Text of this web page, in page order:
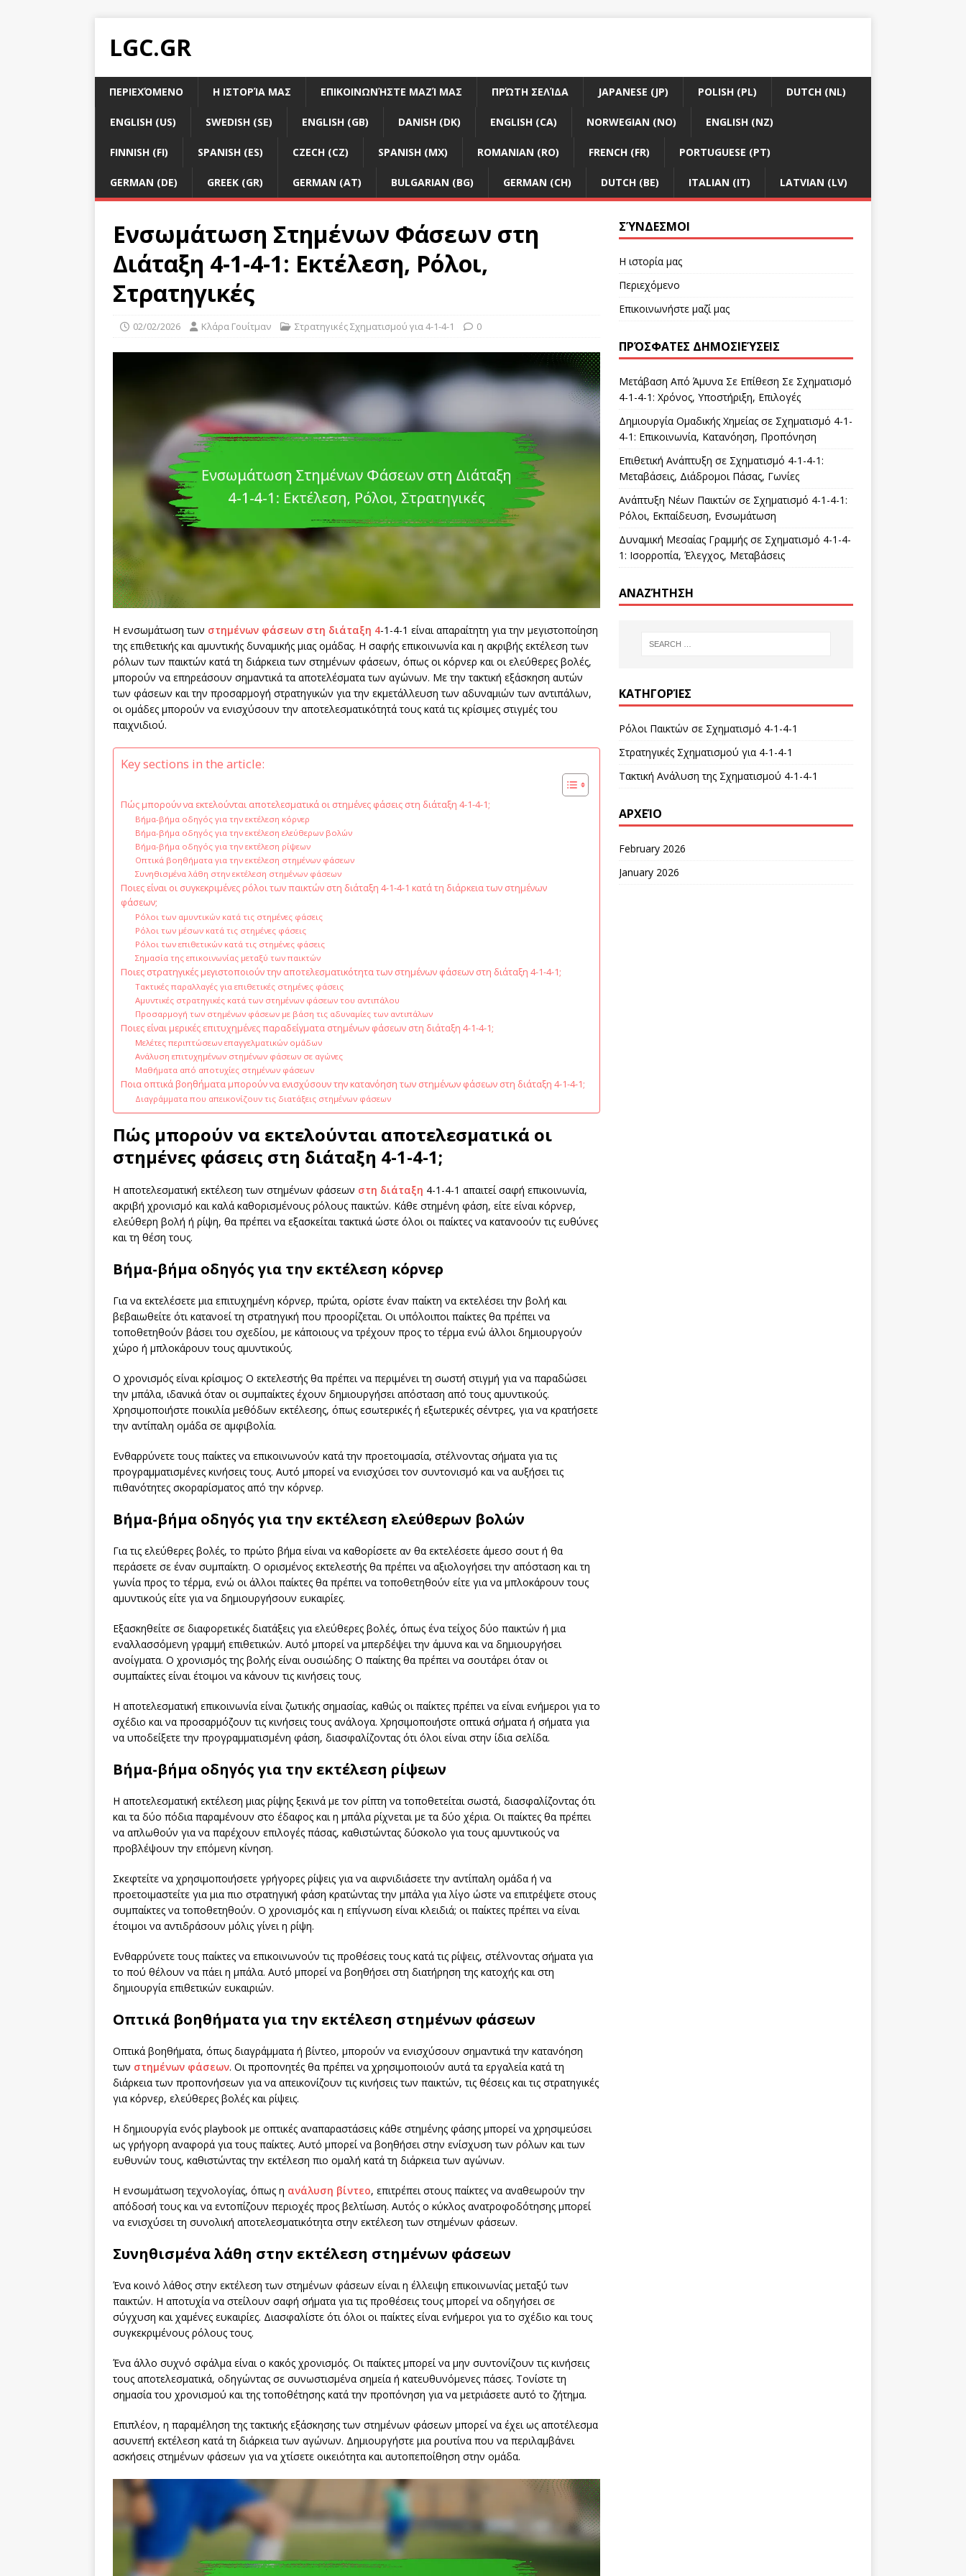
LGC.GR
ΠΕΡΙΕΧΌΜΕΝΟ Η ΙΣΤΟΡΊΑ ΜΑΣ ΕΠΙΚΟΙΝΩΝΉΣΤΕ ΜΑΖΊ ΜΑΣ ΠΡΏΤΗ ΣΕΛΊΔΑ JAPANESE (JP) POLISH (PL) DUTCH (NL)
ENGLISH (US) SWEDISH (SE) ENGLISH (GB) DANISH (DK) ENGLISH (CA) NORWEGIAN (NO) ENGLISH (NZ)
FINNISH (FI) SPANISH (ES) CZECH (CZ) SPANISH (MX) ROMANIAN (RO) FRENCH (FR) PORTUGUESE (PT)
GERMAN (DE) GREEK (GR) GERMAN (AT) BULGARIAN (BG) GERMAN (CH) DUTCH (BE) ITALIAN (IT) LATVIAN (LV)
Ενσωμάτωση Στημένων Φάσεων στη
Διάταξη 4-1-4-1: Εκτέλεση, Ρόλοι,
Στρατηγικές
02/02/2026 Κλάρα Γουίτμαν Στρατηγικές Σχηματισμού για 4-1-4-1 0
Η ενσωμάτωση των στημένων φάσεων στη διάταξη 4-1-4-1 είναι απαραίτητη για την μεγιστοποίηση
της επιθετικής και αμυντικής δυναμικής μιας ομάδας. Η σαφής επικοινωνία και η ακριβής εκτέλεση των
ρόλων των παικτών κατά τη διάρκεια των στημένων φάσεων, όπως οι κόρνερ και οι ελεύθερες βολές,
μπορούν να επηρεάσουν σημαντικά τα αποτελέσματα των αγώνων. Με την τακτική εξάσκηση αυτών
των φάσεων και την προσαρμογή στρατηγικών για την εκμετάλλευση των αδυναμιών των αντιπάλων,
οι ομάδες μπορούν να ενισχύσουν την αποτελεσματικότητά τους κατά τις κρίσιμες στιγμές του
παιχνιδιού.
Key sections in the article:
Πώς μπορούν να εκτελούνται αποτελεσματικά οι στημένες φάσεις στη διάταξη 4-1-4-1;
Βήμα-βήμα οδηγός για την εκτέλεση κόρνερ
Βήμα-βήμα οδηγός για την εκτέλεση ελεύθερων βολών
Βήμα-βήμα οδηγός για την εκτέλεση ρίψεων
Οπτικά βοηθήματα για την εκτέλεση στημένων φάσεων
Συνηθισμένα λάθη στην εκτέλεση στημένων φάσεων
Ποιες είναι οι συγκεκριμένες ρόλοι των παικτών στη διάταξη 4-1-4-1 κατά τη διάρκεια των στημένων
φάσεων;
Ρόλοι των αμυντικών κατά τις στημένες φάσεις
Ρόλοι των μέσων κατά τις στημένες φάσεις
Ρόλοι των επιθετικών κατά τις στημένες φάσεις
Σημασία της επικοινωνίας μεταξύ των παικτών
Ποιες στρατηγικές μεγιστοποιούν την αποτελεσματικότητα των στημένων φάσεων στη διάταξη 4-1-4-1;
Τακτικές παραλλαγές για επιθετικές στημένες φάσεις
Αμυντικές στρατηγικές κατά των στημένων φάσεων του αντιπάλου
Προσαρμογή των στημένων φάσεων με βάση τις αδυναμίες των αντιπάλων
Ποιες είναι μερικές επιτυχημένες παραδείγματα στημένων φάσεων στη διάταξη 4-1-4-1;
Μελέτες περιπτώσεων επαγγελματικών ομάδων
Ανάλυση επιτυχημένων στημένων φάσεων σε αγώνες
Μαθήματα από αποτυχίες στημένων φάσεων
Ποια οπτικά βοηθήματα μπορούν να ενισχύσουν την κατανόηση των στημένων φάσεων στη διάταξη 4-1-4-1;
Διαγράμματα που απεικονίζουν τις διατάξεις στημένων φάσεων
Πώς μπορούν να εκτελούνται αποτελεσματικά οι
στημένες φάσεις στη διάταξη 4-1-4-1;
Η αποτελεσματική εκτέλεση των στημένων φάσεων στη διάταξη 4-1-4-1 απαιτεί σαφή επικοινωνία,
ακριβή χρονισμό και καλά καθορισμένους ρόλους παικτών. Κάθε στημένη φάση, είτε είναι κόρνερ,
ελεύθερη βολή ή ρίψη, θα πρέπει να εξασκείται τακτικά ώστε όλοι οι παίκτες να κατανοούν τις ευθύνες
και τη θέση τους.
Βήμα-βήμα οδηγός για την εκτέλεση κόρνερ
Για να εκτελέσετε μια επιτυχημένη κόρνερ, πρώτα, ορίστε έναν παίκτη να εκτελέσει την βολή και
βεβαιωθείτε ότι κατανοεί τη στρατηγική που προορίζεται. Οι υπόλοιποι παίκτες θα πρέπει να
τοποθετηθούν βάσει του σχεδίου, με κάποιους να τρέχουν προς το τέρμα ενώ άλλοι δημιουργούν
χώρο ή μπλοκάρουν τους αμυντικούς.
Ο χρονισμός είναι κρίσιμος; Ο εκτελεστής θα πρέπει να περιμένει τη σωστή στιγμή για να παραδώσει
την μπάλα, ιδανικά όταν οι συμπαίκτες έχουν δημιουργήσει απόσταση από τους αμυντικούς.
Χρησιμοποιήστε ποικιλία μεθόδων εκτέλεσης, όπως εσωτερικές ή εξωτερικές σέντρες, για να κρατήσετε
την αντίπαλη ομάδα σε αμφιβολία.
Ενθαρρύνετε τους παίκτες να επικοινωνούν κατά την προετοιμασία, στέλνοντας σήματα για τις
προγραμματισμένες κινήσεις τους. Αυτό μπορεί να ενισχύσει τον συντονισμό και να αυξήσει τις
πιθανότητες σκοραρίσματος από την κόρνερ.
Βήμα-βήμα οδηγός για την εκτέλεση ελεύθερων βολών
Για τις ελεύθερες βολές, το πρώτο βήμα είναι να καθορίσετε αν θα εκτελέσετε άμεσο σουτ ή θα
περάσετε σε έναν συμπαίκτη. Ο ορισμένος εκτελεστής θα πρέπει να αξιολογήσει την απόσταση και τη
γωνία προς το τέρμα, ενώ οι άλλοι παίκτες θα πρέπει να τοποθετηθούν είτε για να μπλοκάρουν τους
αμυντικούς είτε για να δημιουργήσουν ευκαιρίες.
Εξασκηθείτε σε διαφορετικές διατάξεις για ελεύθερες βολές, όπως ένα τείχος δύο παικτών ή μια
εναλλασσόμενη γραμμή επιθετικών. Αυτό μπορεί να μπερδέψει την άμυνα και να δημιουργήσει
ανοίγματα. Ο χρονισμός της βολής είναι ουσιώδης; Ο παίκτης θα πρέπει να σουτάρει όταν οι
συμπαίκτες είναι έτοιμοι να κάνουν τις κινήσεις τους.
Η αποτελεσματική επικοινωνία είναι ζωτικής σημασίας, καθώς οι παίκτες πρέπει να είναι ενήμεροι για το
σχέδιο και να προσαρμόζουν τις κινήσεις τους ανάλογα. Χρησιμοποιήστε οπτικά σήματα ή σήματα για
να υποδείξετε την προγραμματισμένη φάση, διασφαλίζοντας ότι όλοι είναι στην ίδια σελίδα.
Βήμα-βήμα οδηγός για την εκτέλεση ρίψεων
Η αποτελεσματική εκτέλεση μιας ρίψης ξεκινά με τον ρίπτη να τοποθετείται σωστά, διασφαλίζοντας ότι
και τα δύο πόδια παραμένουν στο έδαφος και η μπάλα ρίχνεται με τα δύο χέρια. Οι παίκτες θα πρέπει
να απλωθούν για να παρέχουν επιλογές πάσας, καθιστώντας δύσκολο για τους αμυντικούς να
προβλέψουν την επόμενη κίνηση.
Σκεφτείτε να χρησιμοποιήσετε γρήγορες ρίψεις για να αιφνιδιάσετε την αντίπαλη ομάδα ή να
προετοιμαστείτε για μια πιο στρατηγική φάση κρατώντας την μπάλα για λίγο ώστε να επιτρέψετε στους
συμπαίκτες να τοποθετηθούν. Ο χρονισμός και η επίγνωση είναι κλειδιά; οι παίκτες πρέπει να είναι
έτοιμοι να αντιδράσουν μόλις γίνει η ρίψη.
Ενθαρρύνετε τους παίκτες να επικοινωνούν τις προθέσεις τους κατά τις ρίψεις, στέλνοντας σήματα για
το πού θέλουν να πάει η μπάλα. Αυτό μπορεί να βοηθήσει στη διατήρηση της κατοχής και στη
δημιουργία επιθετικών ευκαιριών.
Οπτικά βοηθήματα για την εκτέλεση στημένων φάσεων
Οπτικά βοηθήματα, όπως διαγράμματα ή βίντεο, μπορούν να ενισχύσουν σημαντικά την κατανόηση
των στημένων φάσεων. Οι προπονητές θα πρέπει να χρησιμοποιούν αυτά τα εργαλεία κατά τη
διάρκεια των προπονήσεων για να απεικονίζουν τις κινήσεις των παικτών, τις θέσεις και τις στρατηγικές
για κόρνερ, ελεύθερες βολές και ρίψεις.
Η δημιουργία ενός playbook με οπτικές αναπαραστάσεις κάθε στημένης φάσης μπορεί να χρησιμεύσει
ως γρήγορη αναφορά για τους παίκτες. Αυτό μπορεί να βοηθήσει στην ενίσχυση των ρόλων και των
ευθυνών τους, καθιστώντας την εκτέλεση πιο ομαλή κατά τη διάρκεια των αγώνων.
Η ενσωμάτωση τεχνολογίας, όπως η ανάλυση βίντεο, επιτρέπει στους παίκτες να αναθεωρούν την
απόδοσή τους και να εντοπίζουν περιοχές προς βελτίωση. Αυτός ο κύκλος ανατροφοδότησης μπορεί
να ενισχύσει τη συνολική αποτελεσματικότητα στην εκτέλεση των στημένων φάσεων.
Συνηθισμένα λάθη στην εκτέλεση στημένων φάσεων
Ένα κοινό λάθος στην εκτέλεση των στημένων φάσεων είναι η έλλειψη επικοινωνίας μεταξύ των
παικτών. Η αποτυχία να στείλουν σαφή σήματα για τις προθέσεις τους μπορεί να οδηγήσει σε
σύγχυση και χαμένες ευκαιρίες. Διασφαλίστε ότι όλοι οι παίκτες είναι ενήμεροι για το σχέδιο και τους
συγκεκριμένους ρόλους τους.
Ένα άλλο συχνό σφάλμα είναι ο κακός χρονισμός. Οι παίκτες μπορεί να μην συντονίζουν τις κινήσεις
τους αποτελεσματικά, οδηγώντας σε συνωστισμένα σημεία ή κατευθυνόμενες πάσες. Τονίστε τη
σημασία του χρονισμού και της τοποθέτησης κατά την προπόνηση για να μετριάσετε αυτό το ζήτημα.
Επιπλέον, η παραμέληση της τακτικής εξάσκησης των στημένων φάσεων μπορεί να έχει ως αποτέλεσμα
ασυνεπή εκτέλεση κατά τη διάρκεια των αγώνων. Δημιουργήστε μια ρουτίνα που να περιλαμβάνει
ασκήσεις στημένων φάσεων για να χτίσετε οικειότητα και αυτοπεποίθηση στην ομάδα.
ΣΎΝΔΕΣΜΟΙ
Η ιστορία μας
Περιεχόμενο
Επικοινωνήστε μαζί μας
ΠΡΌΣΦΑΤΕΣ ΔΗΜΟΣΙΕΎΣΕΙΣ
Μετάβαση Από Άμυνα Σε Επίθεση Σε Σχηματισμό
4-1-4-1: Χρόνος, Υποστήριξη, Επιλογές
Δημιουργία Ομαδικής Χημείας σε Σχηματισμό 4-1-
4-1: Επικοινωνία, Κατανόηση, Προπόνηση
Επιθετική Ανάπτυξη σε Σχηματισμό 4-1-4-1:
Μεταβάσεις, Διάδρομοι Πάσας, Γωνίες
Ανάπτυξη Νέων Παικτών σε Σχηματισμό 4-1-4-1:
Ρόλοι, Εκπαίδευση, Ενσωμάτωση
Δυναμική Μεσαίας Γραμμής σε Σχηματισμό 4-1-4-
1: Ισορροπία, Έλεγχος, Μεταβάσεις
ΑΝΑΖΉΤΗΣΗ
ΚΑΤΗΓΟΡΊΕΣ
Ρόλοι Παικτών σε Σχηματισμό 4-1-4-1
Στρατηγικές Σχηματισμού για 4-1-4-1
Τακτική Ανάλυση της Σχηματισμού 4-1-4-1
ΑΡΧΕΊΟ
February 2026
January 2026